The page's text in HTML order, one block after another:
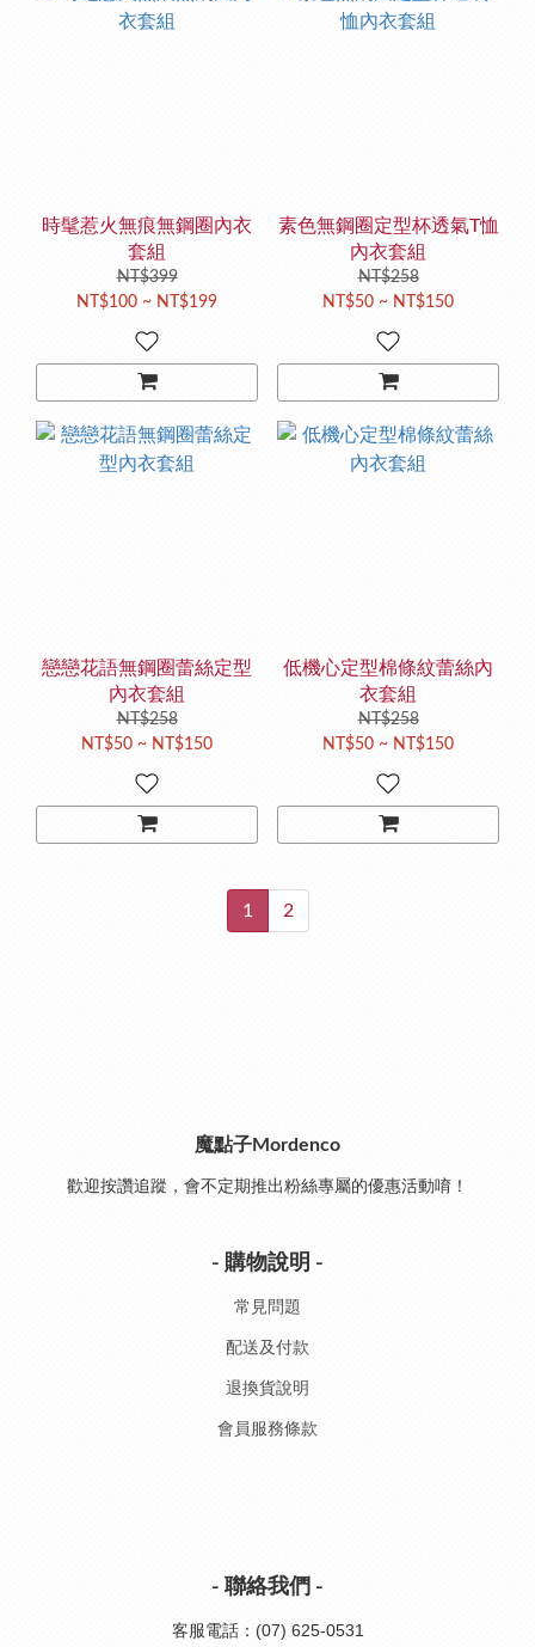
時髦惹火無痕無鋼圈內衣
套組
NT$399
NT$100 ~ NT$199
素色無鋼圈定型杯透氣T恤
內衣套組
NT$258
NT$50 ~ NT$150
戀戀花語無鋼圈蕾絲定型
內衣套組
NT$258
NT$50 ~ NT$150
低機心定型棉條紋蕾絲內
衣套組
NT$258
NT$50 ~ NT$150
1 2
魔點子Mordenco
歡迎按讚追蹤，會不定期推出粉絲專屬的優惠活動唷！
- 購物說明 -
常見問題
配送及付款
退換貨說明
會員服務條款
- 聯絡我們 -
客服電話：(07) 625-0531